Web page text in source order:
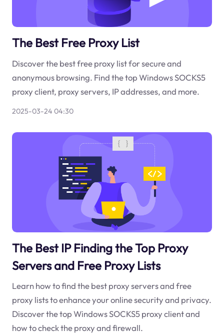
The Best Free Proxy List
Discover the best free proxy list for secure and
anonymous browsing. Find the top Windows SOCKS5
proxy client, proxy servers, IP addresses, and more.
2025-03-24 04:30
The Best IP Finding the Top Proxy
Servers and Free Proxy Lists
Learn how to find the best proxy servers and free
proxy lists to enhance your online security and privacy.
Discover the top Windows SOCKS5 proxy client and
how to check the proxy and firewall.